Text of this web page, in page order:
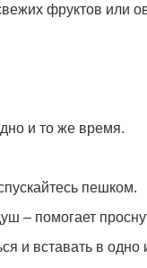
фруктов или
и то же время.
пешком.
– помогает
и вставать в одно